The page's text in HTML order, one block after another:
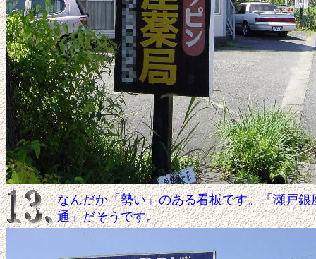
なんだか「勢い」のある看板です。「瀬戸銀
通」だそうです。